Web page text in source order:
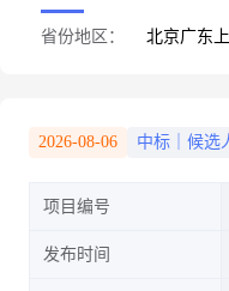
省份地区： 北京广东
2026-08-06 中标｜候选
项目编号
发布时间